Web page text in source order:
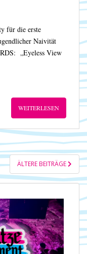
für die erste
Naivität
„Eyeless View
WEITERLESEN
ÄLTERE BEITRÄGE